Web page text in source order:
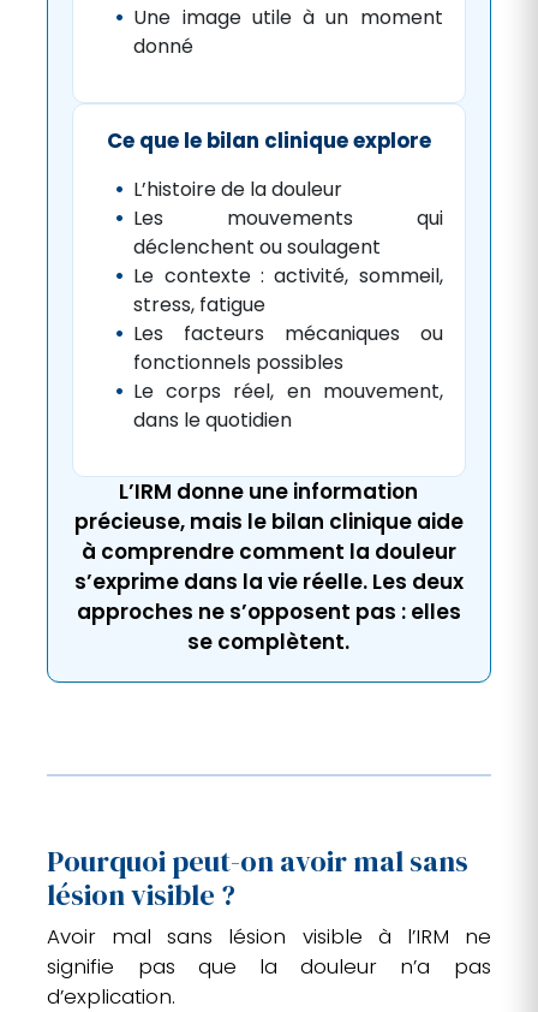
Une image utile à un moment
donné
Ce que le bilan clinique explore
L’histoire de la douleur
Les mouvements qui
déclenchent ou soulagent
Le contexte : activité, sommeil,
stress, fatigue
Les facteurs mécaniques ou
fonctionnels possibles
Le corps réel, en mouvement,
dans le quotidien
L’IRM donne une information
précieuse, mais le bilan clinique aide
à comprendre comment la douleur
s’exprime dans la vie réelle. Les deux
approches ne s’opposent pas : elles
se complètent.
Pourquoi peut-on avoir mal sans
lésion visible ?
Avoir mal sans lésion visible à l’IRM ne
signifie pas que la douleur n’a pas
d’explication.